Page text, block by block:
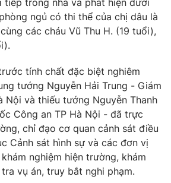
931 - 024.38 355 932
7300.7108
tiếp trong nhà và phát hiện dưới
ngủ có thi thể của chị dâu là
các cháu Vũ Thu H. (19 tuổi),
tính chất đặc biệt nghiêm
tướng Nguyễn Hải Trung - Giám
Nội và thiếu tướng Nguyễn Thanh
Công an TP Hà Nội - đã trực
chỉ đạo cơ quan cảnh sát điều
Cảnh sát hình sự và các đơn vị
nghiệm hiện trường, khám
vụ án, truy bắt nghi phạm.